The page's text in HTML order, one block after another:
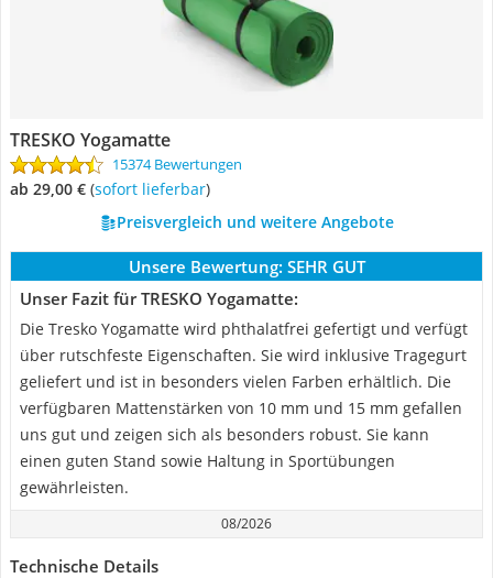
TRESKO Yogamatte
15374 Bewertungen
ab 29,00 € ( Sofort lieferbar)
Preisvergleich und weitere Angebote
Unsere Bewertung: SEHR GUT
Unser Fazit für TRESKO Yogamatte:
Die Tresko Yogamatte wird phthalatfrei gefertigt und verfügt
über rutschfeste Eigenschaften. Sie wird inklusive Tragegurt
geliefert und ist in besonders vielen Farben erhältlich. Die
verfügbaren Mattenstärken von 10 mm und 15 mm gefallen
uns gut und zeigen sich als besonders robust. Sie kann
einen guten Stand sowie Haltung in Sportübungen
gewährleisten.
08/2026
Technische Details